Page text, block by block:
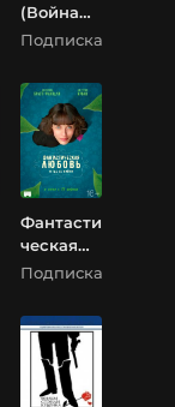
(Война
Эйми)
Подписка
Фантасти
ческая
любовь и
найти
Подписка